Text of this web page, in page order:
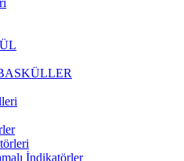
İndikatörler